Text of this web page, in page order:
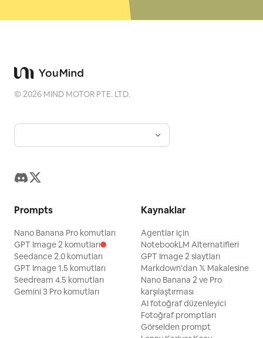
©2026 MIND MOTOR PTE. LTD.
Prompts
Nano Banana Pro komutları
GPT Image 2 komutları
Seedance 2.0 komutları
GPT Image 1.5 komutları
Seedream 4.5 komutları
Gemini 3 Pro komutları
Kaynaklar
Agentlar için
NotebookLM Alternatifleri
GPT Image 2 slaytları
Markdown'dan 𝕏 Makalesine
Nano Banana 2 ve Pro
karşılaştırması
AI fotoğraf düzenleyici
Fotoğraf promptları
Görselden prompt